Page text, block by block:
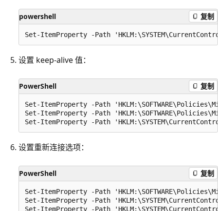
powershell 复制
设置 keep-alive 值：
PowerShell 复制
Set-ItemProperty -Path
Set-ItemProperty -Path
设置重新连接选项：
PowerShell 复制
Set-ItemProperty -Path
Set-ItemProperty -Path